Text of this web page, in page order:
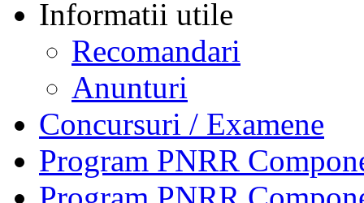
Informatii utile
Recomandari
Anunturi
Concursuri / Examene
Program PNRR